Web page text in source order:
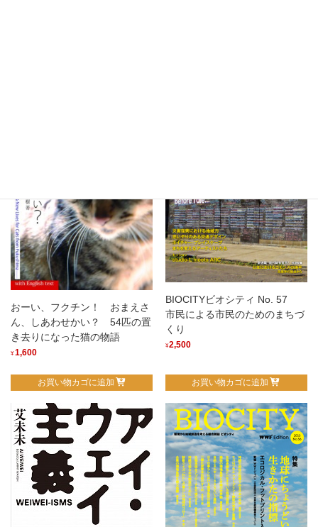
おーい、フクチン！ おまえさ
ん、しあわせかい？ 54匹の置
き去りになった猫の物語
¥1,600
お買い物カゴに追加
BIOCITYビオシティ No. 57
市民による市民のためのまちづ
くり
¥2,500
お買い物カゴに追加